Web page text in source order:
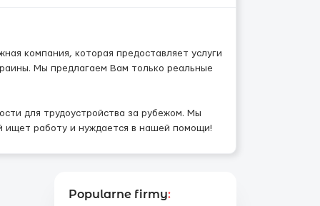
компания, которая предоставляет услуги
Мы предлагаем Вам только реальные
для трудоустройства за рубежом. Мы
ищет работу и нуждается в нашей помощи!
Popularne firmy: